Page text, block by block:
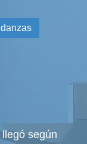
según